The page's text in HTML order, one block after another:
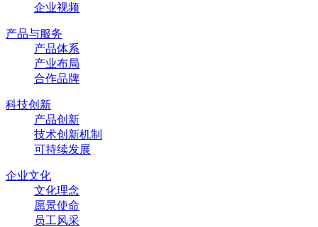
企业视频
产品与服务
产品体系
产业布局
合作品牌
科技创新
产品创新
技术创新机制
可持续发展
企业文化
文化理念
愿景使命
员工风采